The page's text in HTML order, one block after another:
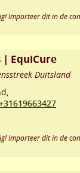
Importeer dit in de
| EquiCure
Duitsland
Importeer dit in de